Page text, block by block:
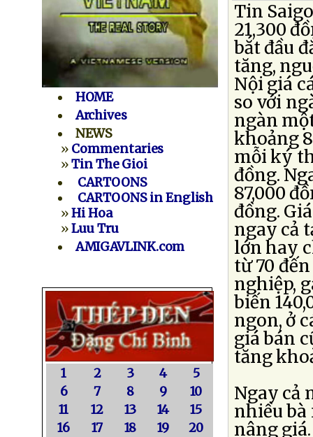
HOME
Archives
NEWS
» Commentaries
»Tin The Gioi
CARTOONS
CARTOONS in English
»Hi Hoa
»Luu Tru
AMIGAVLINK.com
1 2 3 4
5
6
7 8 9
10
11
12 13 14
15
16
17 18 19
20
Tin
21,300
bắt đầu
tăng,
Nội giá
so với
ngàn
khoảng
mỗi ký
đồng.
87,000
đồng.
ngay cả
lớn hay
từ 70
nghiệp,
biến
ngon, ở
giá bán
tăng
Ngay cả
nhiều bà
nâng